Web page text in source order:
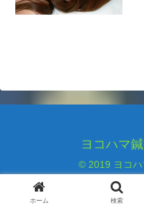
ヨコハマ
© 2019 ヨコハ
ホーム 検索